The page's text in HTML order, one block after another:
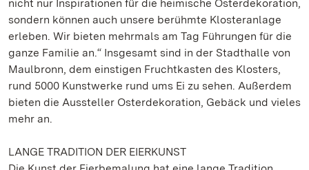
nicht nur Inspirationen für die heimische Osterdekoration,
sondern können auch unsere berühmte Klosteranlage
erleben. Wir bieten mehrmals am Tag Führungen für die
ganze Familie an.“ Insgesamt sind in der Stadthalle von
Maulbronn, dem einstigen Fruchtkasten des Klosters,
rund 5000 Kunstwerke rund ums Ei zu sehen. Außerdem
bieten die Aussteller Osterdekoration, Gebäck und vieles
mehr an.
LANGE TRADITION DER EIERKUNST